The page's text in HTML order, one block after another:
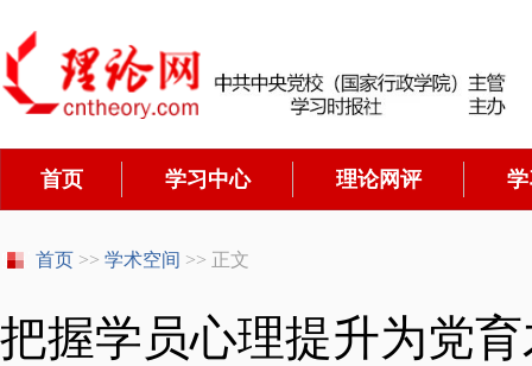
首页 学习中心 理论网评
首页 >> 学术空间 >> 正文
把握学员心理提升为党